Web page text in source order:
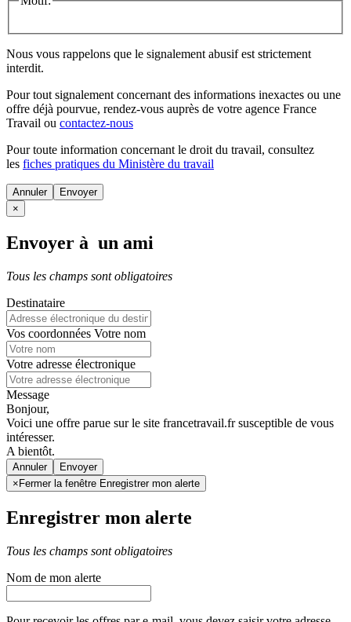
Nous vous rappelons que le signalement abusif est strictement
interdit.
Pour tout signalement concernant des informations inexactes ou une
offre déjà pourvue, rendez-vous auprès de votre agence France
Travail ou contactez-nous
Pour toute information concernant le droit du travail, consultez
les fiches pratiques du Ministère du travail
Annuler
×
Envoyer à un ami
Tous les champs sont obligatoires
Destinataire
Vos coordonnées Votre nom
Votre adresse électronique
Message
Bonjour,
Voici une offre parue sur le site francetravail.fr susceptible de vous
intéresser.
A bientôt.
Annuler
× Fermer la fenêtre Enregistrer mon alerte
Enregistrer mon alerte
Tous les champs sont obligatoires
Nom de mon alerte